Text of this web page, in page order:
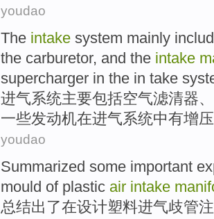
youdao
The intake system mainly
the carburetor, and the intake
supercharger in the in take
进气系统主要包括空气滤清器、
一些发动机在进气系统中有增
youdao
Summarized some important
mould of plastic air intake
总结出 了在设计塑料进气歧管